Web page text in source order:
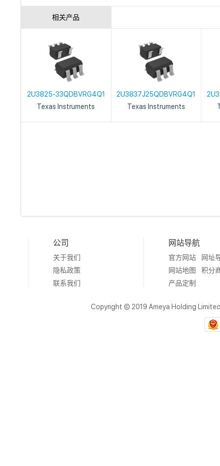
相关产品
2U3825-33QDBVRG4Q1
Texas Instruments
2U3837J25QDBVRG4Q1
Texas Instruments
公司
关于我们
隐私政策
联系我们
网站导航
官方网站
网址
网站地图
积分
产品定制
Copyright © 2019 Ameya Holding